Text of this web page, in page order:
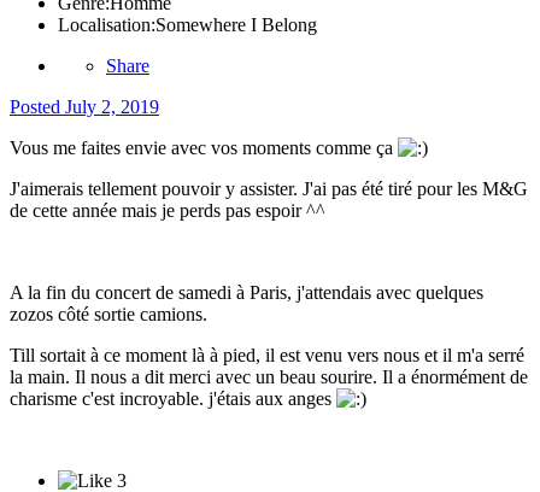
Localisation:Somewhere I Belong
Share
Posted July 2, 2019
Vous me faites envie avec vos moments comme ça
J'aimerais tellement pouvoir y assister. J'ai pas été tiré pour les M&G
de cette année mais je perds pas espoir ^^
A la fin du concert de samedi à Paris, j'attendais avec quelques
zozos côté sortie camions.
Till sortait à ce moment là à pied, il est venu vers nous et il m'a serré
la main. Il nous a dit merci avec un beau sourire. Il a énormément de
charisme c'est incroyable. j'étais aux anges
3